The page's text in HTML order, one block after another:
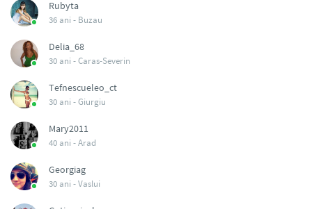
Rubyta
36 ani - Buzau
Delia_68
30 ani -Caras-Severin
Tefnescueleo_ct
30 ani -Giurgiu
Mary2011
40 ani -Arad
Georgiag
30 ani -Vaslui